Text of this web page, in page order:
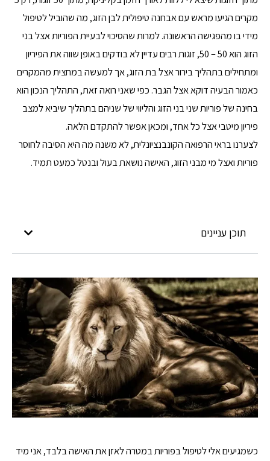
מקרים הגיעו מראש עם אבחנה טיפולית לבן הזוג, מה שהוביל לטיפול
מידי בו מהפגישה הראשונה. למרות שהסיכוי לבעיית הפוריות אצל בני
הזוג הוא 50 – 50, זוגות רבים עדיין לא בודקים באופן שווה את הפיריון
ומתחילים בתהליך בירור אצל בת הזוג, אך למעשה במחצית מהמקרים
כאמור הבעיה דוקא אצל הגבר. כפי שאני רואה זאת, התהליך הנכון הוא
בחינה של פוריות שני בני הזוג והליווי של שניהם בתהליך שיביא למצב
פיריון מיטבי אצל כל אחד, ומכאן אפשר להתקדם הלאה.
לצערנו בראי הרפואה הקונבנציונלית, לא משנה מה היא הסיבה לחוסר
פוריות ואצל מי מבני הזוג, האישה נושאת בעול ובנטל כמעט תמיד.
תוכן עניינים
כשמגיעים אלי לטיפול בפוריות במטרה לאזן את האישה בלבד, אני מיד